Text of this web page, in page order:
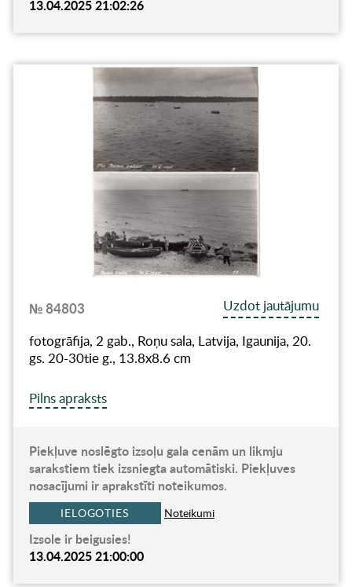
13.04.2025 21:02:26
№ 84803
Uzdot jautājumu
fotogrāfija, 2 gab., Roņu sala, Latvija, Igaunija, 20.
gs. 20-30tie g., 13.8х8.6 cm
Pilns apraksts
Piekļuve noslēgto izsoļu gala cenām un likmju
sarakstiem tiek izsniegta automātiski. Piekļuves
nosacījumi ir aprakstīti noteikumos.
IELOGOTIES Noteikumi
Izsole ir beigusies!
13.04.2025 21:00:00